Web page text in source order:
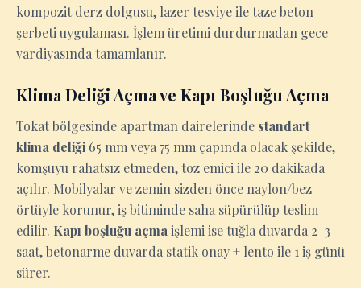
kompozit derz dolgusu, lazer tesviye ile taze beton
şerbeti uygulaması. İşlem üretimi durdurmadan gece
vardiyasında tamamlanır.
Klima Deliği Açma ve Kapı Boşluğu Açma
Tokat bölgesinde apartman dairelerinde standart
klima deliği 65 mm veya 75 mm çapında olacak şekilde,
komşuyu rahatsız etmeden, toz emici ile 20 dakikada
açılır. Mobilyalar ve zemin sizden önce naylon/bez
örtüyle korunur, iş bitiminde saha süpürülüp teslim
edilir. Kapı boşluğu açma işlemi ise tuğla duvarda 2–3
saat, betonarme duvarda statik onay + lento ile 1 iş günü
sürer.